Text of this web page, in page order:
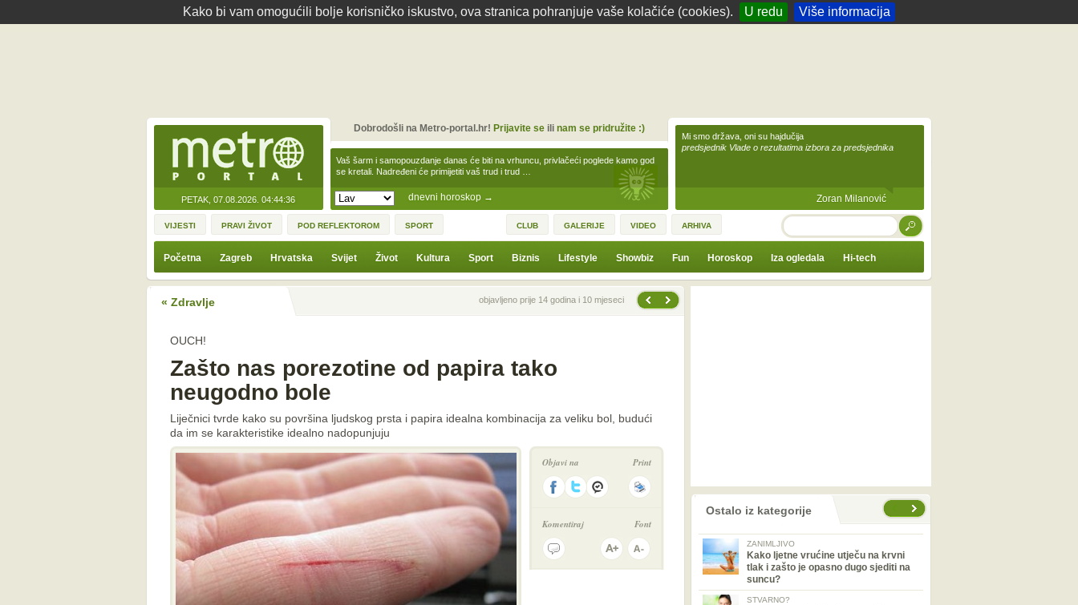
Kako bi vam omogućili bolje korisničko iskustvo, ova stranica pohranjuje vaše kolačiće (cookies). U redu Više informacija
PETAK, 07.08.2026. 04:44:36 dnevni horoskop →
Vaš šarm i samopouzdanje danas će biti na vrhuncu, privlačeći poglede kamo god
se kretali. Nadređeni će primijetiti vaš trud i trud …
Dobrodošli na Metro-portal.hr! Prijavite seili nam se pridružite :)
Mi smo država, oni su hajdučija
predsjednik Vlade o rezultatima izbora za predsjednika
Zoran Milanović
VIJESTI PRAVI ŽIVOT POD REFLEKTOROM SPORT CLUB GALERIJE VIDEO ARHIVA TRAŽI
Početna Zagreb Hrvatska Svijet Život Kultura Sport Biznis Lifestyle Showbiz Fun Horoskop Iza ogledala Hi-tech
« Zdravlje Prethodna vijestobjavljeno prije 14 godina i 10 mjeseci
OUCH!
Zašto nas porezotine od papira tako
neugodno bole
Liječnici tvrde kako su površina ljudskog prsta i papira idealna kombinacija za veliku bol, budući
da im se karakteristike idealno nadopunjuju
Objavi na Print
Komentiraj Font
Ostalo iz kategorije
ZANIMLJIVO
Kako ljetne vrućine utječu na krvni
tlak i zašto je opasno dugo sjediti na
suncu?
STVARNO?